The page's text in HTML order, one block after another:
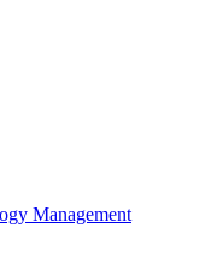
Management